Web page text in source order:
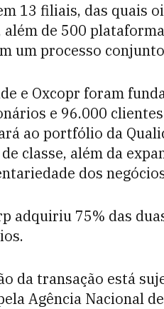
13 filiais, das quais
de 500
um processo
e Oxcopr foram
e 96.000
ao portfólio da
classe, além da
dos
adquiriu 75% das
da transação está
Agência Nacional